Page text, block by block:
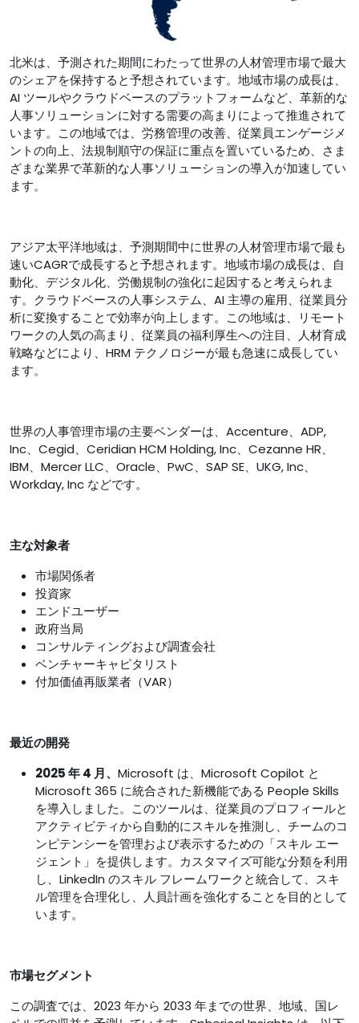
北米は、予測された期間にわたって世界の人材管理市場で最大
のシェアを保持すると予想されています。地域市場の成長は、
AI ツールやクラウドベースのプラットフォームなど、革新的な
人事ソリューションに対する需要の高まりによって推進されて
います。この地域では、労務管理の改善、従業員エンゲージメ
ントの向上、法規制順守の保証に重点を置いているため、さま
ざまな業界で革新的な人事ソリューションの導入が加速してい
ます。
アジア太平洋地域は、予測期間中に世界の人材管理市場で最も
速いCAGRで成長すると予想されます。地域市場の成長は、自
動化、デジタル化、労働規制の強化に起因すると考えられま
す。クラウドベースの人事システム、AI 主導の雇用、従業員分
析に変換することで効率が向上します。この地域は、リモート
ワークの人気の高まり、従業員の福利厚生への注目、人材育成
戦略などにより、HRM テクノロジーが最も急速に成長してい
ます。
世界の人事管理市場の主要ベンダーは、Accenture、ADP,
Inc、Cegid、Ceridian HCM Holding, Inc、Cezanne HR、
IBM、Mercer LLC、Oracle、PwC、SAP SE、UKG, Inc、
Workday, Inc などです。
主な対象者
市場関係者
投資家
エンドユーザー
政府当局
コンサルティングおよび調査会社
ベンチャーキャピタリスト
付加価値再販業者（VAR）
最近の開発
2025 年 4 月、 Microsoft は、Microsoft Copilot と
Microsoft 365 に統合された新機能である People Skills
を導入しました。このツールは、従業員のプロフィールと
アクティビティから自動的にスキルを推測し、チームのコ
ンピテンシーを管理および表示するための「スキル エー
ジェント」を提供します。カスタマイズ可能な分類を利用
し、LinkedIn のスキル フレームワークと統合して、スキ
ル管理を合理化し、人員計画を強化することを目的として
います。
市場セグメント
この調査では、2023 年から 2033 年までの世界、地域、国レ